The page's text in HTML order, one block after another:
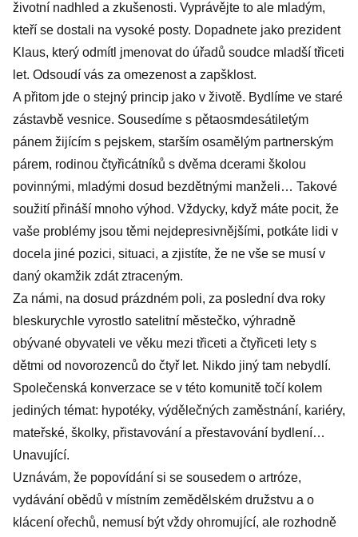
životní nadhled a zkušenosti. Vyprávějte to ale mladým,
kteří se dostali na vysoké posty. Dopadnete jako prezident
Klaus, který odmítl jmenovat do úřadů soudce mladší třiceti
let. Odsoudí vás za omezenost a zapšklost.
A přitom jde o stejný princip jako v životě. Bydlíme ve staré
zástavbě vesnice. Sousedíme s pětaosmdesátiletým
pánem žijícím s pejskem, starším osamělým partnerským
párem, rodinou čtyřicátníků s dvěma dcerami školou
povinnými, mladými dosud bezdětnými manželi… Takové
soužití přináší mnoho výhod. Vždycky, když máte pocit, že
vaše problémy jsou těmi nejdepresivnějšími, potkáte lidi v
docela jiné pozici, situaci, a zjistíte, že ne vše se musí v
daný okamžik zdát ztraceným.
Za námi, na dosud prázdném poli, za poslední dva roky
bleskurychle vyrostlo satelitní městečko, výhradně
obývané obyvateli ve věku mezi třiceti a čtyřiceti lety s
dětmi od novorozenců do čtyř let. Nikdo jiný tam nebydlí.
Společenská konverzace se v této komunitě točí kolem
jediných témat: hypotéky, výdělečných zaměstnání, kariéry,
mateřské, školky, přistavování a přestavování bydlení…
Unavující.
Uznávám, že popovídání si se sousedem o artróze,
vydávání obědů v místním zemědělském družstvu a o
klácení ořechů, nemusí být vždy ohromující, ale rozhodně